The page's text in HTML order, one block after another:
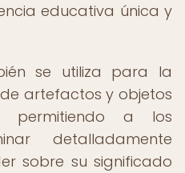
educativa única y
se utiliza para la
artefactos y objetos
permitiendo a los
detalladamente
sobre su significado